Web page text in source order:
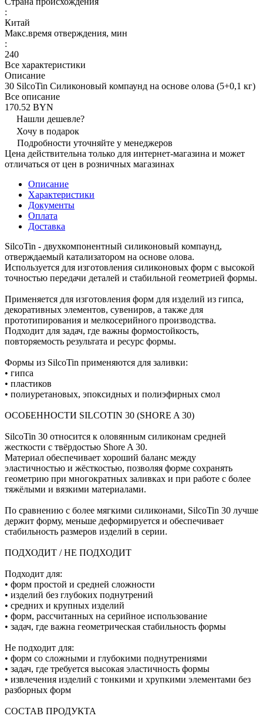
:
Китай
Макс.время отверждения, мин
:
240
Все характеристики
Описание
30 SilcoTin Силиконовый компаунд на основе олова (5+0,1 кг)
Все описание
170.52 BYN
Нашли дешевле?
Хочу в подарок
Подробности уточняйте у менеджеров
Цена действительна только для интернет-магазина и может
отличаться от цен в розничных магазинах
Описание
Характеристики
Документы
Оплата
Доставка
SilcoTin - двухкомпонентный силиконовый компаунд,
отверждаемый катализатором на основе олова.
Используется для изготовления силиконовых форм с высокой
точностью передачи деталей и стабильной геометрией формы.
Применяется для изготовления форм для изделий из гипса,
декоративных элементов, сувениров, а также для
прототипирования и мелкосерийного производства.
Подходит для задач, где важны формостойкость,
повторяемость результата и ресурс формы.
Формы из SilcoTin применяются для заливки:
• гипса
• пластиков
• полиуретановых, эпоксидных и полиэфирных смол
ОСОБЕННОСТИ SILCOTIN 30 (SHORE A 30)
SilcoTin 30 относится к оловянным силиконам средней
жесткости с твёрдостью Shore A 30.
Материал обеспечивает хороший баланс между
эластичностью и жёсткостью, позволяя форме сохранять
геометрию при многократных заливках и при работе с более
тяжёлыми и вязкими материалами.
По сравнению с более мягкими силиконами, SilcoTin 30 лучше
держит форму, меньше деформируется и обеспечивает
стабильность размеров изделий в серии.
ПОДХОДИТ / НЕ ПОДХОДИТ
Подходит для:
• форм простой и средней сложности
• изделий без глубоких поднутрений
• средних и крупных изделий
• форм, рассчитанных на серийное использование
• задач, где важна геометрическая стабильность формы
Не подходит для:
• форм со сложными и глубокими поднутрениями
• задач, где требуется высокая эластичность формы
• извлечения изделий с тонкими и хрупкими элементами без
разборных форм
СОСТАВ ПРОДУКТА